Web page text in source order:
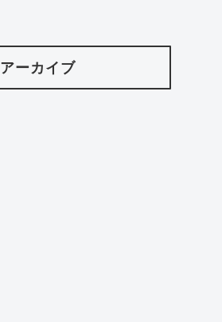
アーカイブ